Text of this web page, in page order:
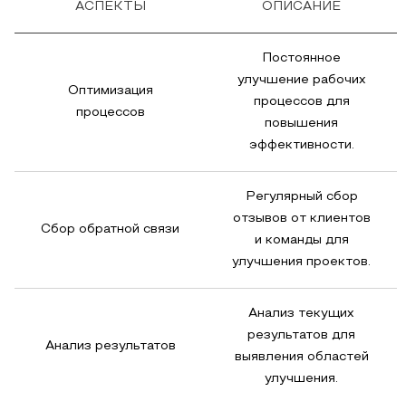
АСПЕКТЫ ОПИСАНИЕ
Оптимизация
процессов
Постоянное
улучшение рабочих
процессов для
повышения
эффективности.
Сбор обратной связи
Регулярный сбор
отзывов от клиентов
и команды для
улучшения проектов.
Анализ результатов
Анализ текущих
результатов для
выявления областей
улучшения.